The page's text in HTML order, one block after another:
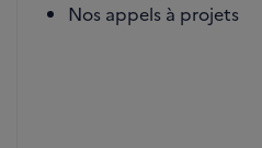
Nos appels à projets